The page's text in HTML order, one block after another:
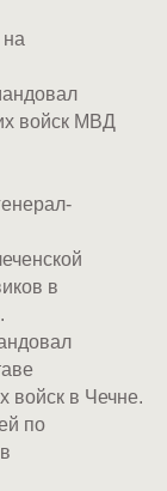
войск МВД
в
войск в Чечне.
по